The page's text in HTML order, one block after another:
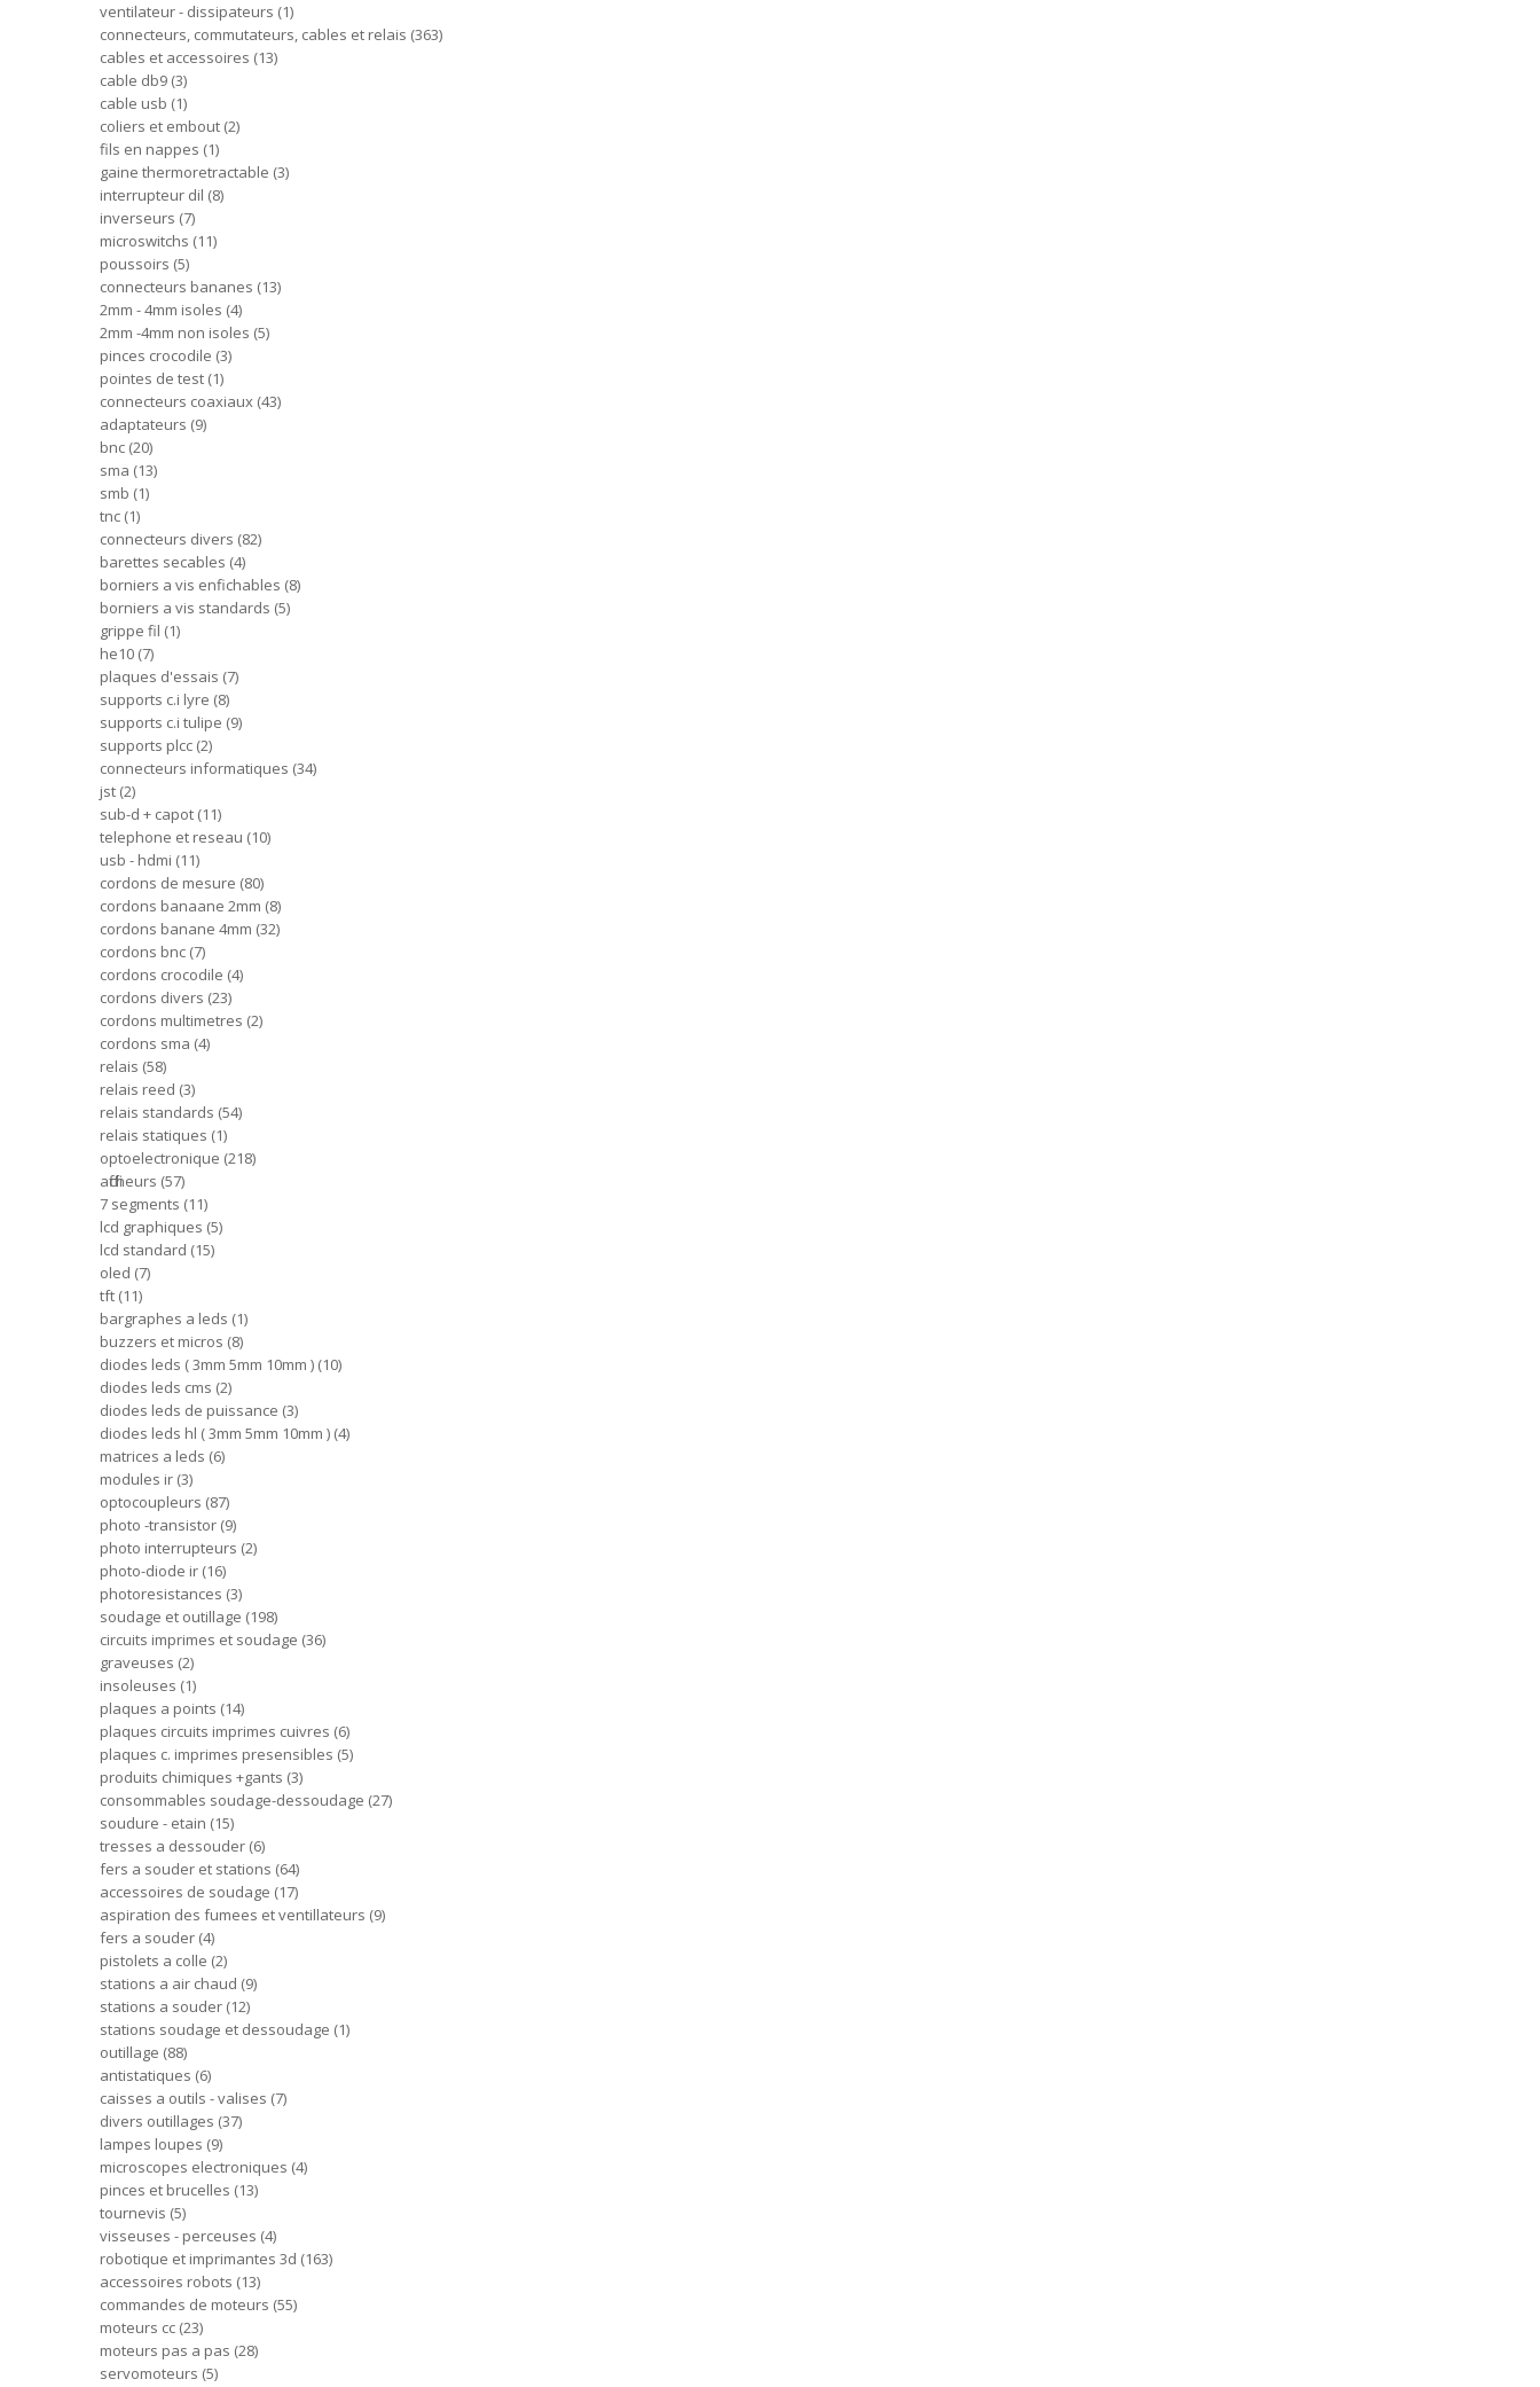
ventilateur - dissipateurs 1
connecteurs, commutateurs, cables et relais 363
cables et accessoires 13
cable db9 3
cable usb 1
coliers et embout 2
fils en nappes 1
gaine thermoretractable 3
interrupteur dil 8
inverseurs 7
microswitchs 11
poussoirs 5
connecteurs bananes 13
2mm - 4mm isoles 4
2mm -4mm non isoles 5
pinces crocodile 3
pointes de test 1
connecteurs coaxiaux 43
adaptateurs 9
bnc 20
sma 13
smb 1
tnc 1
connecteurs divers 82
barettes secables 4
borniers a vis enfichables 8
borniers a vis standards 5
grippe fil 1
he10 7
plaques d'essais 7
supports c.i lyre 8
supports c.i tulipe 9
supports plcc 2
connecteurs informatiques 34
jst 2
sub-d + capot 11
telephone et reseau 10
usb - hdmi 11
cordons de mesure 80
cordons banaane 2mm 8
cordons banane 4mm 32
cordons bnc 7
cordons crocodile 4
cordons divers 23
cordons multimetres 2
cordons sma 4
relais 58
relais reed 3
relais standards 54
relais statiques 1
optoelectronique 218
afficheurs 57
7 segments 11
lcd graphiques 5
lcd standard 15
oled 7
tft 11
bargraphes a leds 1
buzzers et micros 8
diodes leds ( 3mm 5mm 10mm ) 10
diodes leds cms 2
diodes leds de puissance 3
diodes leds hl ( 3mm 5mm 10mm ) 4
matrices a leds 6
modules ir 3
optocoupleurs 87
photo -transistor 9
photo interrupteurs 2
photo-diode ir 16
photoresistances 3
soudage et outillage 198
circuits imprimes et soudage 36
graveuses 2
insoleuses 1
plaques a points 14
plaques circuits imprimes cuivres 6
plaques c. imprimes presensibles 5
produits chimiques +gants 3
consommables soudage-dessoudage 27
soudure - etain 15
tresses a dessouder 6
fers a souder et stations 64
accessoires de soudage 17
aspiration des fumees et ventillateurs 9
fers a souder 4
pistolets a colle 2
stations a air chaud 9
stations a souder 12
stations soudage et dessoudage 1
outillage 88
antistatiques 6
caisses a outils - valises 7
divers outillages 37
lampes loupes 9
microscopes electroniques 4
pinces et brucelles 13
tournevis 5
visseuses - perceuses 4
robotique et imprimantes 3d 163
accessoires robots 13
commandes de moteurs 55
moteurs cc 23
moteurs pas a pas 28
servomoteurs 5